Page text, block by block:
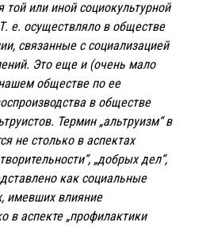
или иной социокультурной
е. осуществляло в обществе
связанные с социализацией
Это еще и (очень мало
обществе по ее
в обществе
Термин „альтруизм“ в
не столько в аспектах
„добрых дел“,
как социальные
имевших влияние
в аспекте „профилактики